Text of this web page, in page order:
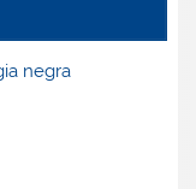
negra